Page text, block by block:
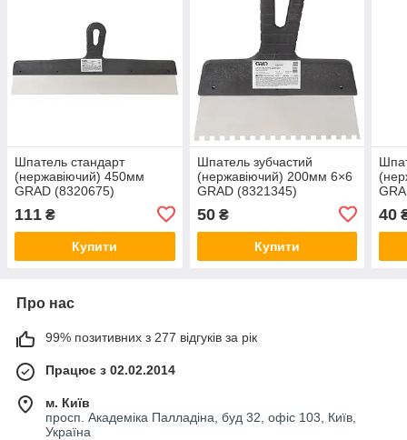
Шпатель стандарт
(нержавіючий) 450мм
GRAD (8320675)
111 ₴
Купити
Шпатель зубчастий
(нержавіючий) 200мм 6×6
GRAD (8321345)
50₴
Купити
40
Про нас
99% позитивних з 277 відгуків за рік
Працює з 02.02.2014
м. Київ
просп. Академіка Палладіна, буд 32, офіс 103, Київ,
Україна